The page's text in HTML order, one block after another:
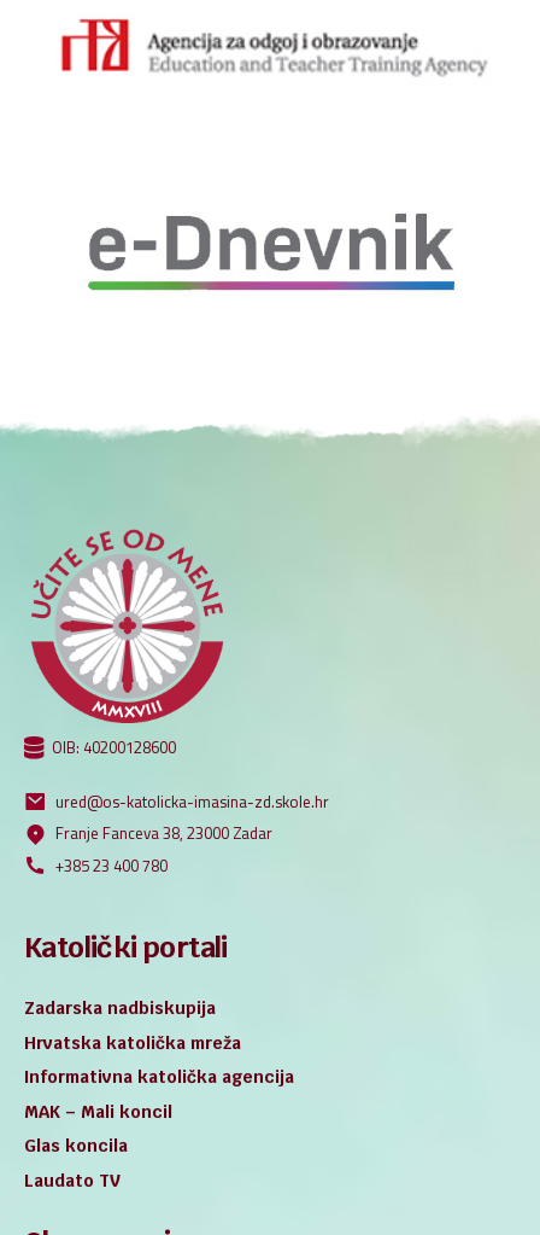
OIB: 40200128600
ured@os-katolicka-imasina-zd.skole.hr
Franje Fanceva 38, 23000 Zadar
+385 23 400 780
Katolički portali
Zadarska nadbiskupija
Hrvatska katolička mreža
Informativna katolička agencija
MAK – Mali koncil
Glas koncila
Laudato TV